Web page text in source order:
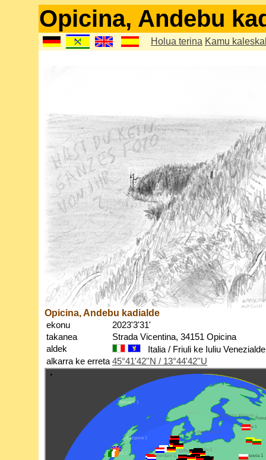
Opicina, Andebu
Holua terina Kamu
Opicina, Andebu kadialde
ekonu
2023'3'31'
takanea
Strada Vicentina, 34151 Opicina
aldek
Italia / Friuli ke Iuliu Venezialde
alkarra ke erreta 45°41'42''N / 13°44'42''U